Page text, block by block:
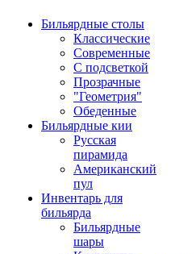
Бильярдные столы
Классические
Современные
С подсветкой
Прозрачные
"Геометрия"
Обеденные
Бильярдные кии
Русская
пирамида
Американский
пул
Инвентарь для
бильярда
Бильярдные
шары